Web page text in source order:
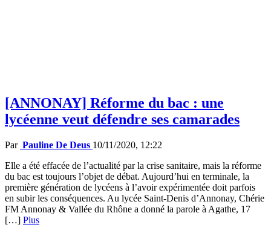
[ANNONAY] Réforme du bac : une
lycéenne veut défendre ses camarades
Par Pauline De Deus 10/11/2020, 12:22
Elle a été effacée de l’actualité par la crise sanitaire, mais la réforme
du bac est toujours l’objet de débat. Aujourd’hui en terminale, la
première génération de lycéens à l’avoir expérimentée doit parfois
en subir les conséquences. Au lycée Saint-Denis d’Annonay, Chérie
FM Annonay & Vallée du Rhône a donné la parole à Agathe, 17
[…] Plus